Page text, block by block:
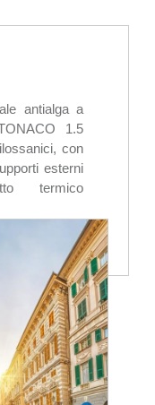
antialga a
1.5
con
esterni
termico